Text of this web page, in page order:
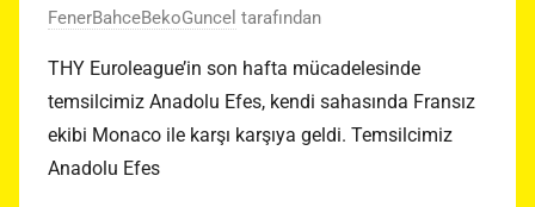
FenerBahceBekoGuncel tarafından
THY Euroleague’in son hafta mücadelesinde
temsilcimiz Anadolu Efes, kendi sahasında Fransız
ekibi Monaco ile karşı karşıya geldi. Temsilcimiz
Anadolu Efes